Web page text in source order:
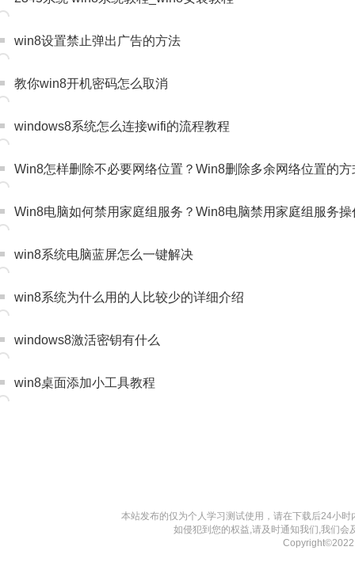
win8设置禁止弹出广告的方法
教你win8开机密码怎么取消
windows8系统怎么连接wifi的流程教程
Win8怎样删除不必要网络位置？Win8删除多余网络位置的方
Win8电脑如何禁用家庭组服务？Win8电脑禁用家庭组服务操
win8系统电脑蓝屏怎么一键解决
win8系统为什么用的人比较少的详细介绍
windows8激活密钥有什么
win8桌面添加小工具教程
本站发布的仅为个人学习测试使用，请在下载后24小
如侵犯到您的权益,请及时通知我们,我们
Copyright©2022